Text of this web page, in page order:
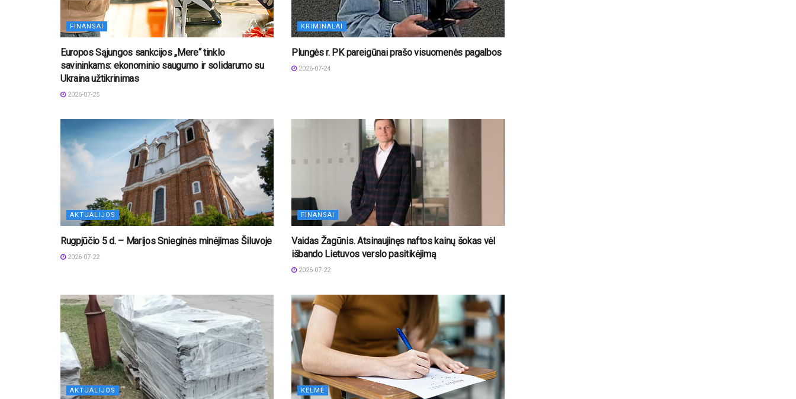
FINANSAI
Europos Sąjungos sankcijos „Mere“ tinklo
savininkams: ekonominio saugumo ir solidarumo su
Ukraina užtikrinimas
2026-07-25
KRIMINALAI
Plungės r. PK pareigūnai prašo visuomenės pagalbos
2026-07-24
AKTUALIJOS
Rugpjūčio 5 d. – Marijos Snieginės minėjimas Šiluvoje
2026-07-22
FINANSAI
Vaidas Žagūnis. Atsinaujinęs naftos kainų šokas vėl
išbando Lietuvos verslo pasitikėjimą
2026-07-22
AKTUALIJOS KELMĖ